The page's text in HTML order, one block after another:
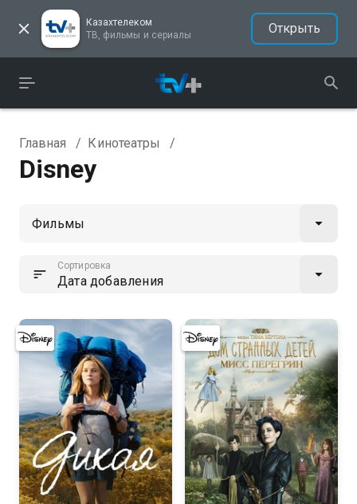
Казахтелеком
ТВ, фильмы и сериалы
Открыть
Главная / Кинотеатры /
Disney
Сортировка